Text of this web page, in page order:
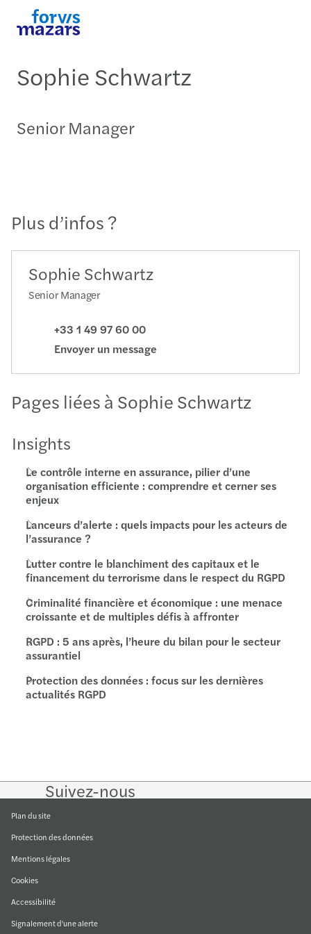
Sophie Schwartz
Senior Manager
Plus d’infos ?
Sophie Schwartz
Senior Manager
+33 1 49 97 60 00
Envoyer un message
Pages liées à Sophie Schwartz
Insights
Le contrôle interne en assurance, pilier d’une
organisation efficiente : comprendre et cerner ses
enjeux
Lanceurs d’alerte : quels impacts pour les acteurs de
l’assurance ?
Lutter contre le blanchiment des capitaux et le
financement du terrorisme dans le respect du RGPD
Criminalité financière et économique : une menace
croissante et de multiples défis à affronter
RGPD : 5 ans après, l’heure du bilan pour le secteur
assurantiel
Protection des données : focus sur les dernières
actualités RGPD
Suivez-nous
on
on
Instagram
on
Plan du site
Protection des données
Mentions légales
Cookies
Accessibilité
Signalement d'une alerte